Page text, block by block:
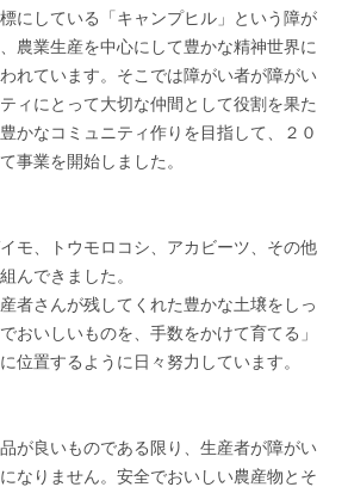
にしている「キャンプヒル」という障が
農業生産を中心にして豊かな精神世界に
れています。そこでは障がい者が障がい
ィにとって大切な仲間として役割を果た
かなコミュニティ作りを目指して、２０
事業を開始しました。
モ、トウモロコシ、アカビーツ、その他
んできました。
者さんが残してくれた豊かな土壌をしっ
おいしいものを、手数をかけて育てる」
位置するように日々努力しています。
が良いものである限り、生産者が障がい
なりません。安全でおいしい農産物とそ